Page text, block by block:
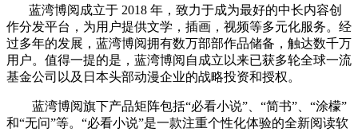
蓝湾博阅成立于 2018 年，致力于成为最好的中长内容创
作分发平台，为用户提供文学，插画，视频等多元化服务。经
过多年的发展，蓝湾博阅拥有数万部部作品储备，触达数千万
用户。值得一提的是，蓝湾博阅自成立以来已获多轮全球一流
基金公司以及日本头部动漫企业的战略投资和授权。
蓝湾博阅旗下产品矩阵包括“必看小说”、“简书”、“涂檬”
和“无问”等。“必看小说”是一款注重个性化体验的全新阅读软